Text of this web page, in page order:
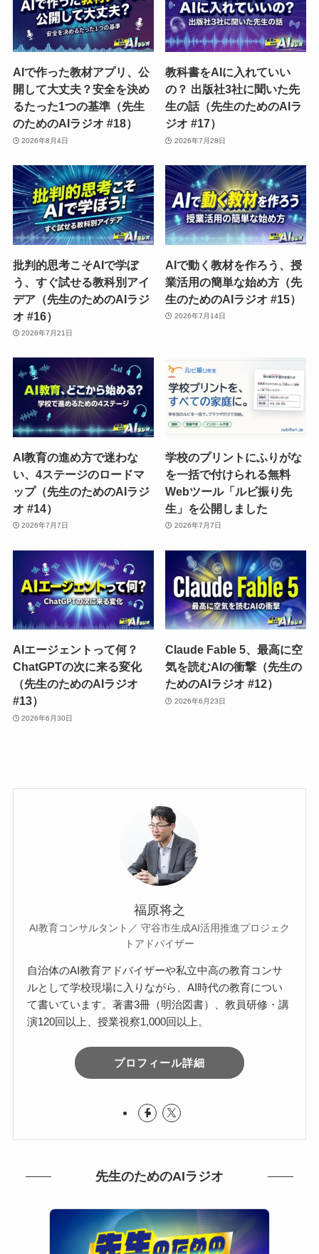
AIで作った教材アプリ、公
開して大丈夫？安全を決め
るたった1つの基準（先生
のためのAIラジオ #18）
2026年8月4日
教科書をAIに入れていい
の？ 出版社3社に聞いた先
生の話（先生のためのAIラ
ジオ #17）
2026年7月28日
批判的思考こそAIで学ぼ
う、すぐ試せる教科別アイ
デア（先生のためのAIラジ
オ #16）
2026年7月21日
AIで動く教材を作ろう、授
業活用の簡単な始め方（先
生のためのAIラジオ #15）
2026年7月14日
AI教育の進め方で迷わな
い、4ステージのロードマ
ップ（先生のためのAIラジ
オ #14）
2026年7月7日
学校のプリントにふりがな
を一括で付けられる無料
Webツール「ルビ振り先
生」を公開しました
2026年7月7日
AIエージェントって何？
ChatGPTの次に来る変化
（先生のためのAIラジオ
#13）
2026年6月30日
Claude Fable 5、最高に空
気を読むAIの衝撃（先生の
ためのAIラジオ #12）
2026年6月23日
福原将之
AI教育コンサルタント／ 守谷市生成AI活用推進プロジェク
トアドバイザー
自治体のAI教育アドバイザーや私立中高の教育コンサ
ルとして学校現場に入りながら、AI時代の教育につい
て書いています。著書3冊（明治図書）、教員研修・講
演120回以上、授業視察1,000回以上。
プロフィール詳細
先生のためのAIラジオ